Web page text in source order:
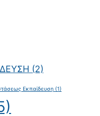
(2)
Εκπαίδευση(1)